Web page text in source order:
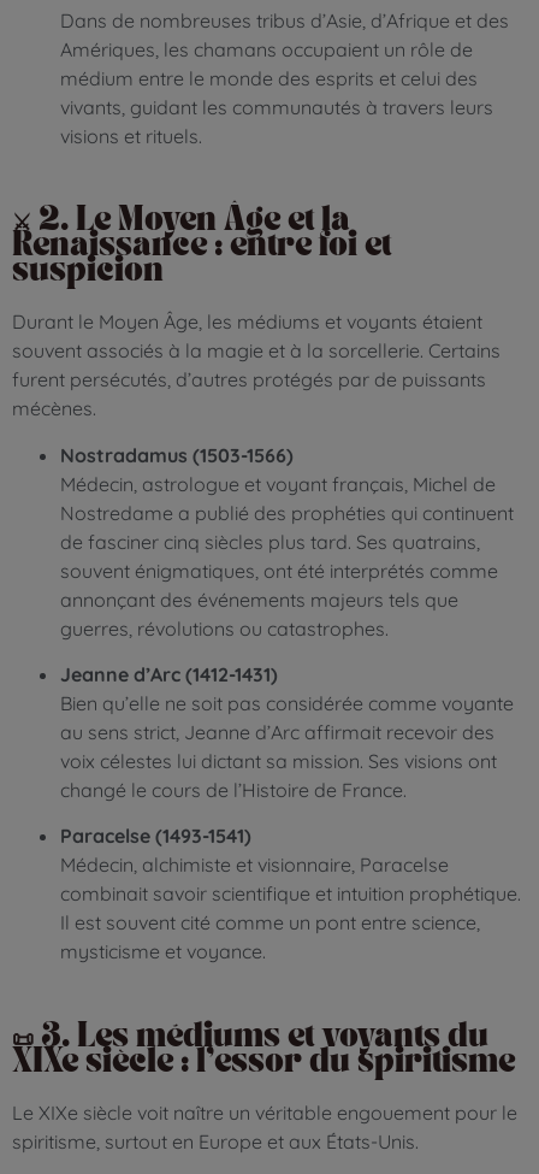
Dans de nombreuses tribus d’Asie, d’Afrique et des
Amériques, les chamans occupaient un rôle de
médium entre le monde des esprits et celui des
vivants, guidant les communautés à travers leurs
visions et rituels.
⚔️ 2. Le Moyen Âge et la
Renaissance : entre foi et
suspicion
Durant le Moyen Âge, les médiums et voyants étaient
souvent associés à la magie et à la sorcellerie. Certains
furent persécutés, d’autres protégés par de puissants
mécènes.
Nostradamus (1503-1566)
Médecin, astrologue et voyant français, Michel de
Nostredame a publié des prophéties qui continuent
de fasciner cinq siècles plus tard. Ses quatrains,
souvent énigmatiques, ont été interprétés comme
annonçant des événements majeurs tels que
guerres, révolutions ou catastrophes.
Jeanne d’Arc (1412-1431)
Bien qu’elle ne soit pas considérée comme voyante
au sens strict, Jeanne d’Arc affirmait recevoir des
voix célestes lui dictant sa mission. Ses visions ont
changé le cours de l’Histoire de France.
Paracelse (1493-1541)
Médecin, alchimiste et visionnaire, Paracelse
combinait savoir scientifique et intuition prophétique.
Il est souvent cité comme un pont entre science,
mysticisme et voyance.
📜 3. Les médiums et voyants du
XIXe siècle : l’essor du spiritisme
Le XIXe siècle voit naître un véritable engouement pour le
spiritisme, surtout en Europe et aux États-Unis.